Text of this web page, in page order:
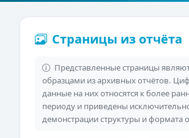
Страницы из отчёта
Представленные страницы
образцами из архивных отчётов.
данные на них относятся к более
периоду и приведены
демонстрации структуры и формата